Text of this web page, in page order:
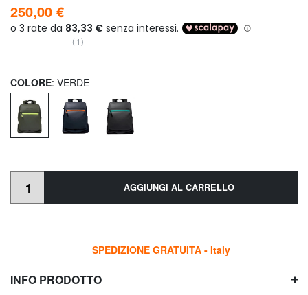
250,00 €
(1)
COLORE: VERDE
AGGIUNGI AL CARRELLO
SPEDIZIONE GRATUITA - Italy
INFO PRODOTTO